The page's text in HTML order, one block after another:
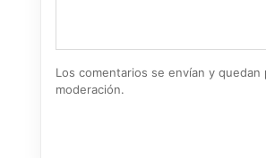
Los comentarios se envían y
moderación.